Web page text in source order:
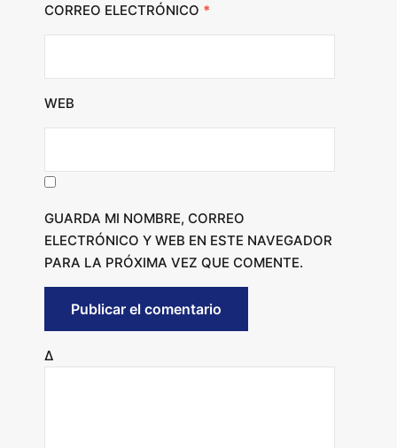
CORREO ELECTRÓNICO *
WEB
GUARDA MI NOMBRE, CORREO
ELECTRÓNICO Y WEB EN ESTE NAVEGADOR
PARA LA PRÓXIMA VEZ QUE COMENTE.
Δ